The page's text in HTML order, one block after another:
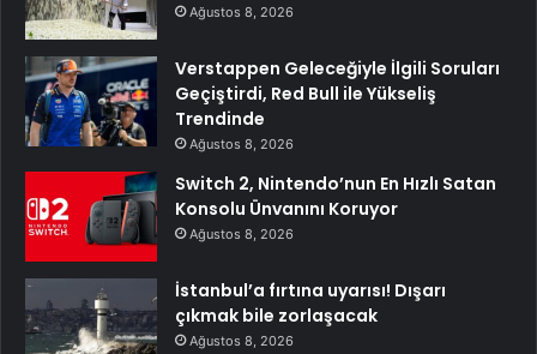
Ağustos 8, 2026
Verstappen Geleceğiyle İlgili Soruları
Geçiştirdi, Red Bull ile Yükseliş
Trendinde
Ağustos 8, 2026
Switch 2, Nintendo’nun En Hızlı Satan
Konsolu Ünvanını Koruyor
Ağustos 8, 2026
İstanbul’a fırtına uyarısı! Dışarı
çıkmak bile zorlaşacak
Ağustos 8, 2026